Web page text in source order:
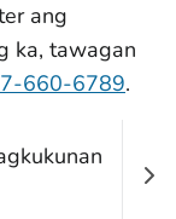
ang
ka, tawagan
660-6789.